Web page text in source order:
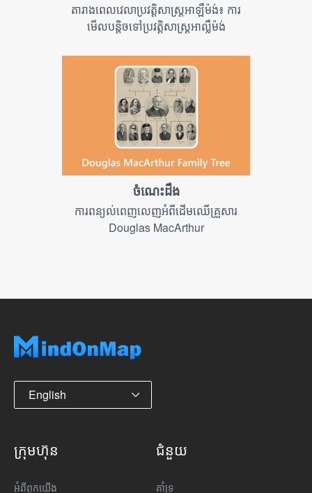
តារាងពេលវេលាប្រវត្តិសាស្ត្រអាឡឺម៉ង់៖ ការ
មើលបន្តិចទៅប្រវត្តិសាស្ត្រអាល្លឺម៉ង់
ចំណេះដឹង
ការពន្យល់ពេញលេញអំពីដើមឈើគ្រួសារ
Douglas MacArthur
English
ក្រុមហ៊ុន
អំពី​ពួក​យើង
ជំនួយ
គាំទ្រ